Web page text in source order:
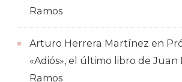
Ramos
Arturo Herrera Martínez en
«Adiós», el último libro de Juan
Ramos